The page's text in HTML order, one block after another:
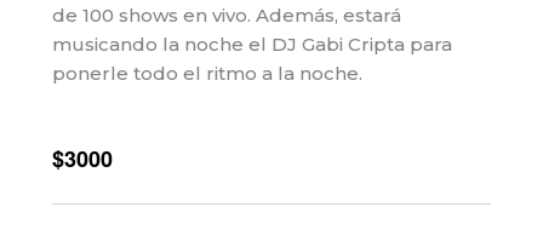
de 100 shows en vivo. Además, estará
musicando la noche el DJ Gabi Cripta para
ponerle todo el ritmo a la noche.
$3000